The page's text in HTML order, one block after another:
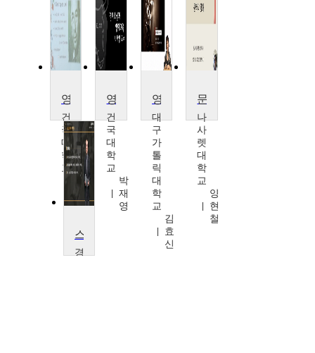
건
국
대
학
교
재
영
건
국
대
학
교
박
재
영
대
구
가
톨
릭
대
학
교
김
효
신
나
사
렛
대
학
교
양
현
철
경